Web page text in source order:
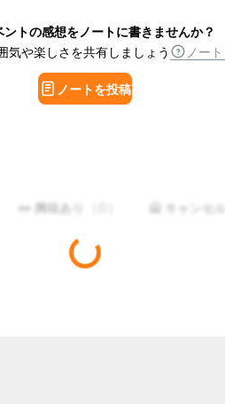
ントの感想をノートに書きませんか？
気や楽しさを共有しましょう
ノー
ノートを投稿
👀 興味あり 🙅 キャンセル